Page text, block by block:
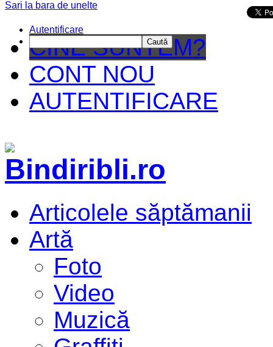
CINE SUNTEM?
CONT NOU
AUTENTIFICARE
Articolele săptămanii
Artă
Foto
Video
Muzică
Sari la bara de unelte
Autentificare
Caută